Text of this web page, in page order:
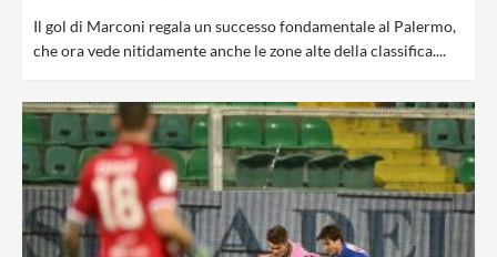
Il gol di Marconi regala un successo fondamentale al Palermo,
che ora vede nitidamente anche le zone alte della classifica....